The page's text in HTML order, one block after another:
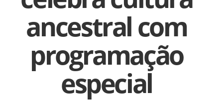
ancestral com
programação
especial